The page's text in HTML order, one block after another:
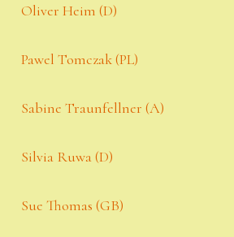
Oliver Heim (D)
Pawel Tomczak (PL)
Sabine Traunfellner (A)
Silvia Ruwa (D)
Sue Thomas (GB)